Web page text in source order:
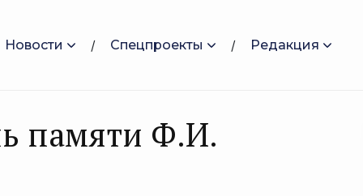
Новости Спецпроекты Редакция
памяти Ф.И.